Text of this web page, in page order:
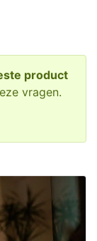
product
vragen.